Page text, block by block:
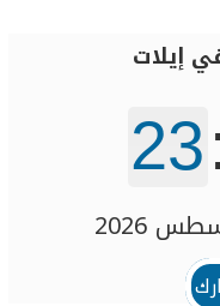
إيلات
23